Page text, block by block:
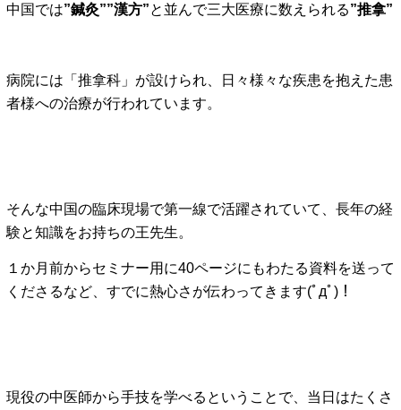
中国では”鍼灸””漢方”と並んで三大医療に数えられる”推拿”
病院には「推拿科」が設けられ、日々様々な疾患を抱えた患
者様への治療が行われています。
そんな中国の臨床現場で第一線で活躍されていて、長年の経
験と知識をお持ちの王先生。
１か月前からセミナー用に40ページにもわたる資料を送って
くださるなど、すでに熱心さが伝わってきます(ﾟдﾟ)！
現役の中医師から手技を学べるということで、当日はたくさ